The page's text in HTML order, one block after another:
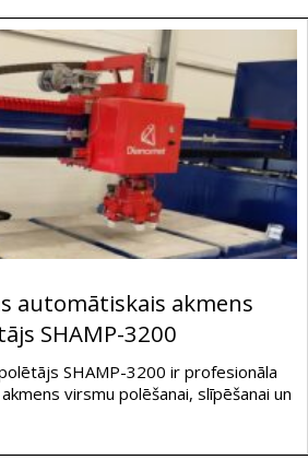
automātiskais akmens
SHAMP-3200
SHAMP-3200 ir profesionāla
virsmu polēšanai, slīpēšanai un